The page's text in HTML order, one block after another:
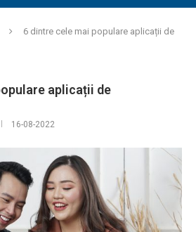
6 dintre cele mai populare aplicații de
aplicații de
16-08-2022